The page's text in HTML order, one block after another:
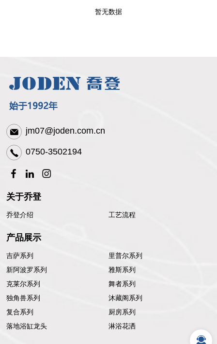
暂无数据
jm07@joden.com.cn
0750-3502194
关于乔登
乔登介绍 工艺流程
产品展示
吉萨系列
里普尔系列
新阿波罗系列
雅斯系列
克莱尔系列
舞者系列
独角兽系列
沐藏阁系列
复合系列
厨房系列
落地浴缸龙头
淋浴花洒